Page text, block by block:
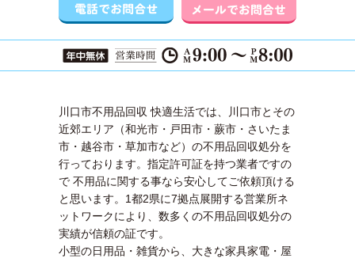
川口市不用品回収 快適生活では、川口市とその
近郊エリア（和光市・戸田市・蕨市・さいたま
市・越谷市・草加市など）の不用品回収処分を
行っております。指定許可証を持つ業者ですの
で 不用品に関する事なら安心してご依頼頂ける
と思います。1都2県に7拠点展開する営業所ネ
ットワークにより、数多くの不用品回収処分の
実績が信頼の証です。
小型の日用品・雑貨から、大きな家具家電・屋